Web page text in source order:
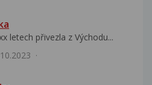
letech přivezla z Východu...